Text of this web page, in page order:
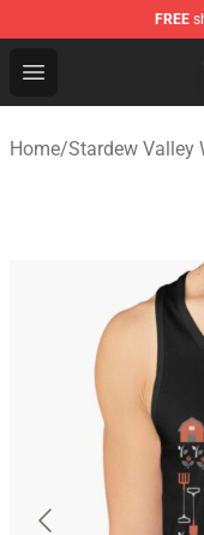
FREE
Open menu
Stardew Valley
Home/Stardew Valley